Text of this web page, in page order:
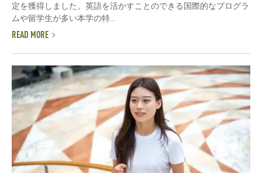
定を獲得しました。英語を活かすことのできる国際的なプログラ
ムや留学生が多い本学の特...
READ MORE